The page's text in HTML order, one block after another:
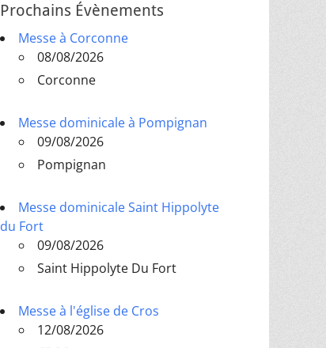
Prochains Évènements
Messe à Corconne
08/08/2026
Corconne
Messe dominicale à Pompignan
09/08/2026
Pompignan
Messe dominicale Saint Hippolyte
du Fort
09/08/2026
Saint Hippolyte Du Fort
Messe à l'église de Cros
12/08/2026